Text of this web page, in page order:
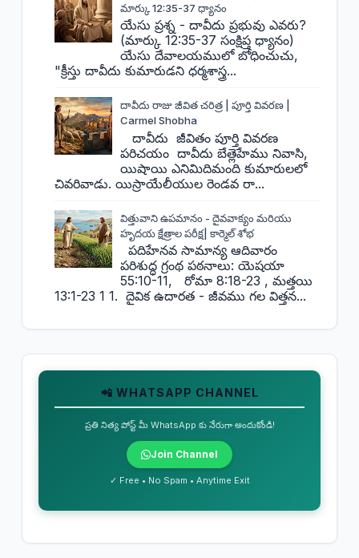
మార్కు 12:35-37 ధ్యానం
యేసు ప్రశ్న - దావీదు ప్రభువు ఎవరు?
(మార్కు 12:35-37 సంక్షిప్త ధ్యానం)
యేసు దేవాలయములో బోధించుచు,
"క్రీస్తు దావీదు కుమారుడని ధర్మశాస్త్ర...
దావీదు రాజు జీవిత చరిత్ర | పూర్తి వివరణ |
Carmel Shobha
దావీదు జీవితం పూర్తి వివరణ
పరిచయం దావీదు బేత్లెహేము నివాసి,
యిషాయి ఎనిమిదిమంది కుమారులలో
చివరివాడు. యిస్రాయేలీయుల రెండవ రా...
విత్తువాని ఉపమానం - దైవవాక్యం మరియు
హృదయ క్షేత్రాల పరీక్ష| కార్మెల్ శోభ
పదిహేనవ సామాన్య ఆదివారం
పరిశుద్ధ గ్రంథ పఠనాలు: యెషయా
55:10-11, రోమా 8:18-23 , మత్తయి
13:1-23 1 1. దైవిక ఉదారత - జీవము గల విత్తన...
📲 WHATSAPP CHANNEL
ప్రతి నిత్య పోస్ట్ మీ WhatsApp కు నేరుగా అందుకోండి!
Join Channel
✓ Free • No Spam • Anytime Exit